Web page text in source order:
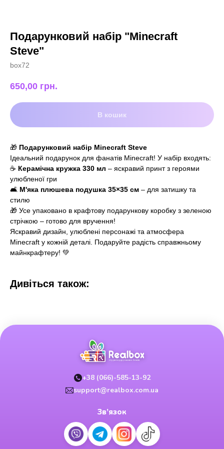
Подарунковий набір "Minecraft
Steve"
box72
650,00 грн.
В кошик
🎁 Подарунковий набір Minecraft Steve
Ідеальний подарунок для фанатів Minecraft! У набір входять:
☕ Керамічна кружка 330 мл – яскравий принт з героями
улюбленої гри
🛋️ М'яка плюшева подушка 35×35 см – для затишку та
стилю
🎁 Усе упаковано в крафтову подарункову коробку з зеленою
стрічкою – готово для вручення!
Яскравий дизайн, улюблені персонажі та атмосфера
Minecraft у кожній деталі. Подаруйте радість справжньому
майнкрафтеру! 💚
Дивіться також:
+38 (066)-585-13-92
support@realbox.com.ua
Зв’язок